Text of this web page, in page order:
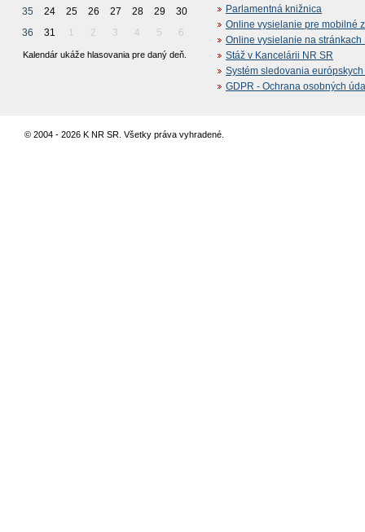
35
24 25 26 27 28 29
30
36
31 1 2 3 4 5 6
Kalendár ukáže hlasovania pre daný deň.
Parlamentná knižnica
Online vysielanie pre mobilné
Online vysielanie na stránkach
Stáž v Kancelárii NR SR
Systém sledovania
GDPR - Ochrana osobných
© 2004 - 2026 K NR SR. Všetky práva vyhradené.